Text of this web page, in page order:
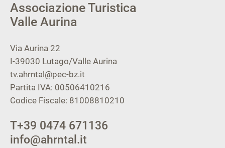
Associazione Turistica
Valle Aurina
Via Aurina 22
I-39030 Lutago/Valle Aurina
tv.ahrntal@pec-bz.it
Partita IVA: 00506410216
Codice Fiscale: 81008810210
T+39 0474 671136
info@ahrntal.it